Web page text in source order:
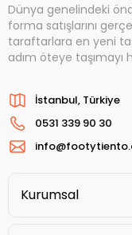
Dünya genelindeki
forma satışlarını
taraftarlara en yeni
adım öteye taşımayı
İstanbul, Türkiye
0531 339 90 30
Kurumsal